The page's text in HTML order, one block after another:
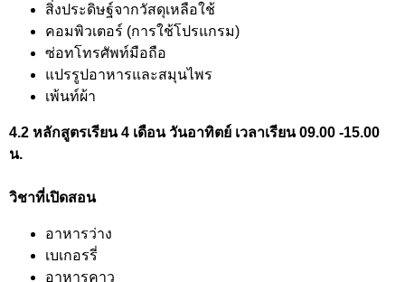
สิ่งประดิษฐ์จากวัสดุเหลือใช้
คอมพิวเตอร์ (การใช้โปรแกรม)
ซ่อทโทรศัพท์มือถือ
แปรรูปอาหารและสมุนไพร
เพ้นท์ผ้า
4.2 หลักสูตรเรียน 4 เดือน วันอาทิตย์ เวลาเรียน 09.00 -15.00
น.
วิชาที่เปิดสอน
อาหารว่าง
เบเกอรรี่
อาหารคาว